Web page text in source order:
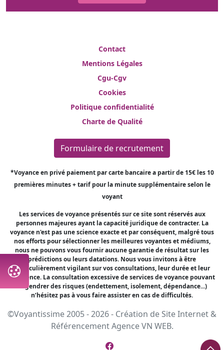
Contact
Mentions Légales
Cgu-Cgv
Cookies
Politique confidentialité
Charte de Qualité
Formulaire de recrutement
*Voyance en privé paiement par carte bancaire a partir de 15€ les 10
premières minutes + tarif pour la minute supplémentaire selon le
voyant
Les services de voyance présentés sur ce site sont réservés aux
personnes majeures ayant la capacité juridique de contracter. La
voyance n'est pas une science exacte et par conséquent, malgré tous
nos efforts pour sélectionner les meilleures voyantes et médiums,
nous ne pouvons vous fournir aucune garantie de résultat sur les
prédictions ou leurs datations. Nous vous invitons à être
particulièrement vigilant sur vos consultations, leur durée et leur
fréquence. La consultation excessive de services de voyance pouvant
engendrer des risques (endettement, isolement, dépendance...)
n’hésitez pas à vous faire assister en cas de difficultés.
©Voyantissime 2005 - 2026 - Création de Site Internet &
RéférencementAgence VN WEB.